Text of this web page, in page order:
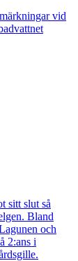
vid
sitt slut så
Bland
och
2:ans i